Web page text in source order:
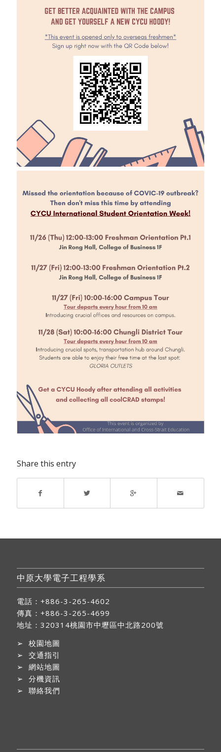
Share this entry
中原大學電子工程學系
電話：+886-3-265-4602
傳真：+886-3-265-4699
地址： 320314桃園市中壢區中北路200號
➢ 校園地圖
➢ 交通指引
➢ 網站地圖
➢ 分機資訊
➢ 聯絡我們